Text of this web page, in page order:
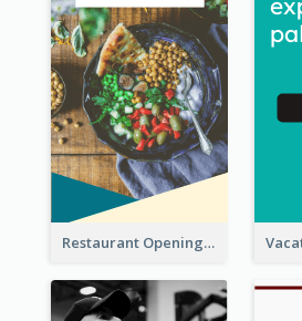
Restaurant Opening Food Ordering Discount Wide Skyscraper Banner